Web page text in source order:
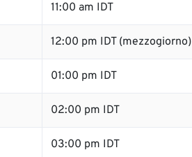
11:00 am IDT
12:00 pm IDT (mezzogiorno)
01:00 pm IDT
02:00 pm IDT
03:00 pm IDT